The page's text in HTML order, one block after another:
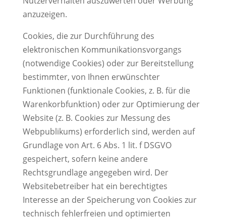
anzuzeigen.
Cookies, die zur Durchführung des
elektronischen Kommunikationsvorgangs
(notwendige Cookies) oder zur Bereitstellung
bestimmter, von Ihnen erwünschter
Funktionen (funktionale Cookies, z. B. für die
Warenkorbfunktion) oder zur Optimierung der
Website (z. B. Cookies zur Messung des
Webpublikums) erforderlich sind, werden auf
Grundlage von Art. 6 Abs. 1 lit. f DSGVO
gespeichert, sofern keine andere
Rechtsgrundlage angegeben wird. Der
Websitebetreiber hat ein berechtigtes
Interesse an der Speicherung von Cookies zur
technisch fehlerfreien und optimierten